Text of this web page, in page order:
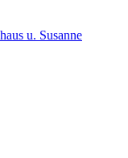
u. Susanne